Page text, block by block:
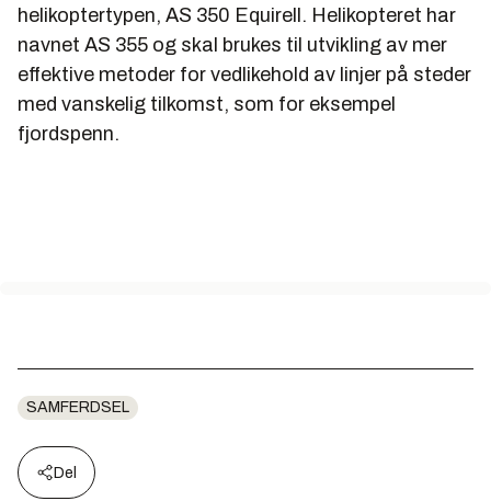
helikoptertypen, AS 350 Equirell. Helikopteret har
navnet AS 355 og skal brukes til utvikling av mer
effektive metoder for vedlikehold av linjer på steder
med vanskelig tilkomst, som for eksempel
fjordspenn.
SAMFERDSEL
Del